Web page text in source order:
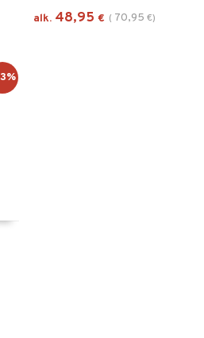
alk. 48,95 € ( 70,95 €)